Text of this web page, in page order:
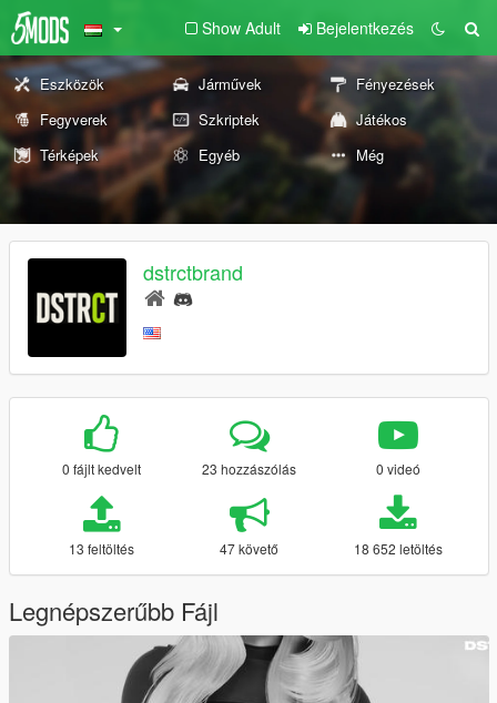
Show Adult Bejelentkezés
Eszközök Járművek
Fényezések
Fegyverek
Szkriptek
Játékos
Térképek
Egyéb Még
dstrctbrand
0 fájlt kedvelt 23 hozzászólás 0 videó
13 feltöltés 47 követő 18 652 letöltés
Legnépszerűbb Fájl